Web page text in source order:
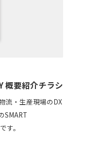
概要紹介チラシ
流・生産現場のDX
SMART
す。